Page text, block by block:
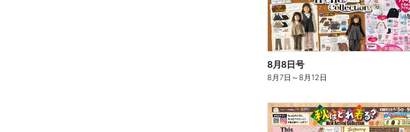
8月8日号
8月7日 ～8月12日